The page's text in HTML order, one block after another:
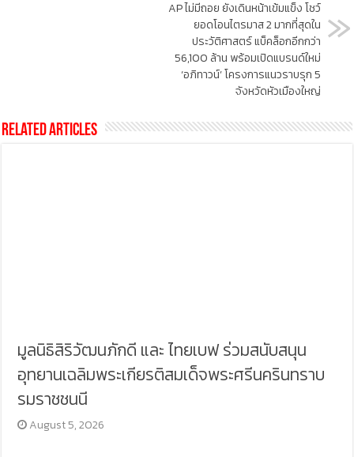
AP ไม่มีถอย ยังเดินหน้าเข้มแข็ง โชว์
ยอดโอนไตรมาส 2 มากที่สุดใน
ประวัติศาสตร์ แบ็คล็อกอีกกว่า
56,100 ล้าน พร้อมเปิดแบรนด์ใหม่
‘อภิทาวน์’ โครงการแนวราบรุก 5
จังหวัดหัวเมืองใหญ่
Related Articles
มูลนิธิสิริวัฒนภักดี และ ไทยเบฟ ร่วมสนับสนุน
อุทยานเฉลิมพระเกียรติสมเด็จพระศรีนครินทราบ
รมราชชนนี
August 5, 2026